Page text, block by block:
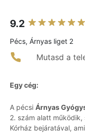
9.2
Pécs, Árnyas liget 2
Mutasd a
Egy cég:
A pécsi Árnyas
2. szám alatt
Kórház bejáratával,